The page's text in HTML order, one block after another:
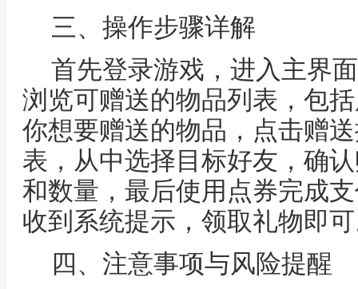
三、操作步骤详解
首先登录游戏，进入主界
浏览可赠送的物品列表，包
你想要赠送的物品，点击赠
表，从中选择目标好友，确
和数量，最后使用点券完成
收到系统提示，领取礼物即
四、注意事项与风险提醒